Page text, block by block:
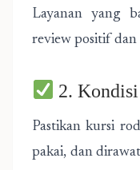
Layanan yang
review positif dan
2.
Pastikan kursi
pakai, dan